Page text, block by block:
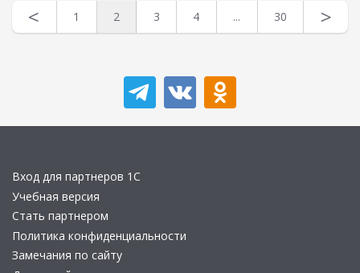
< 1 2 3 4 ... 30 >
Вход для партнеров 1С
Учебная версия
Стать партнером
Политика конфиденциальности
Замечания по сайту